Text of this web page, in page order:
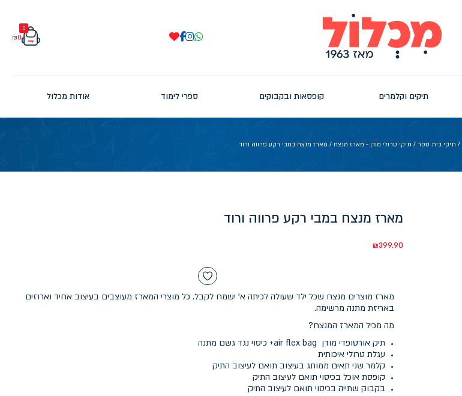
0
₪0
תיקים וקלמרים קופסאות ובקבוקים ספרי לימוד אודות מכלול
/ תיקי בית ספר / תיקי טרולי מודן - מארז מנצח / מארז מנצח במבי רקע פרווה ורוד
מארז מנצח במבי רקע פרווה ורוד
₪399.90
מארז מוצרים מנצח שכל ילד שעולה לכיתה א' ישמח לקבל. כל מוצרי המארז מעוצבים בעיצוב אחיד וארוזים
באריזת מתנה מרשימה.
מה מכיל המארז המנצח?
תיק אורטופדי מודן air flex bag+ כיסוי נגד גשם מתנה
עגלת טרולי איכותית
קלמר שני תאים ממותג בעיצוב תואם לעיצוב התיק
קופסת אוכל בכיסוי תואם לעיצוב התיק
בקבוק שתייה בכיסוי תואם לעיצוב התיק